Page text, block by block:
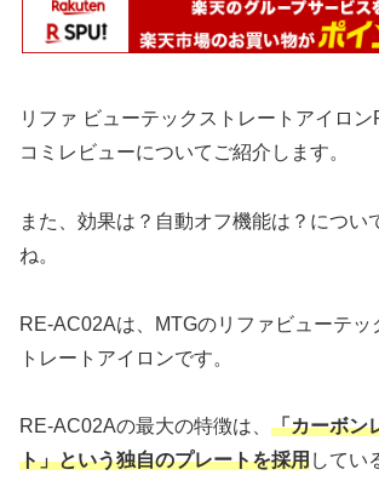
リファ ビューテックストレートアイロ
コミレビューについてご紹介します。
また、効果は？自動オフ機能は？につい
ね。
RE-AC02Aは、MTGのリファビューテッ
トレートアイロンです。
RE-AC02Aの最大の特徴は、 「カーボン
ト」という独自のプレートを採用してい